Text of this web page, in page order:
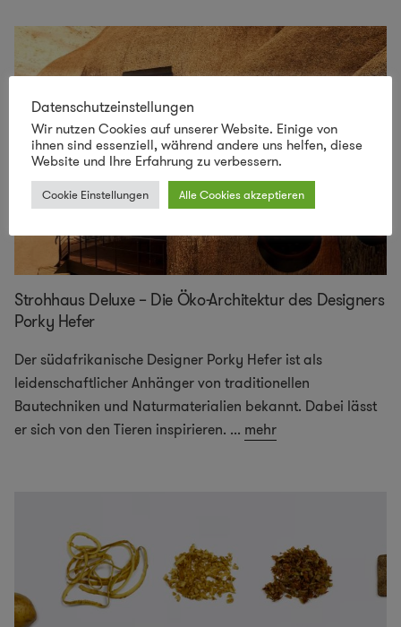
Strohhaus Deluxe – Die Öko-Architektur des Designers
Porky Hefer
Der südafrikanische Designer Porky Hefer ist als
leidenschaftlicher Anhänger von traditionellen
Bautechniken und Naturmaterialien bekannt. Dabei lässt
er sich von den Tieren inspirieren. ... mehr
Datenschutzeinstellungen
Wir nutzen Cookies auf unserer Website. Einige von
ihnen sind essenziell, während andere uns helfen, diese
Website und Ihre Erfahrung zu verbessern.
Cookie Einstellungen Alle Cookies akzeptieren